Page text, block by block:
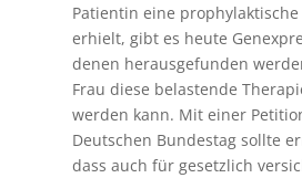
Patientin eine
erhielt, gibt es heute
denen herausgefunden
Frau diese belastende
werden kann. Mit einer
Deutschen Bundestag sollte
dass auch für gesetzlich